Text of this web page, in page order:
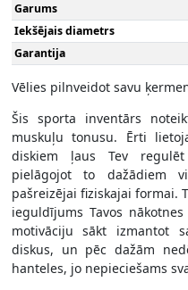
Garums
Iekšējais diametrs
Garantija
Vēlies pilnveidot savu
Šis sporta inventārs
muskuļu tonusu. Ērti
diskiem ļaus Tev
pielāgojot to dažādiem
pašreizējai fiziskajai formai.
ieguldījums Tavos
motivāciju sākt izmantot
diskus, un pēc dažām
hanteles, jo nepieciešams